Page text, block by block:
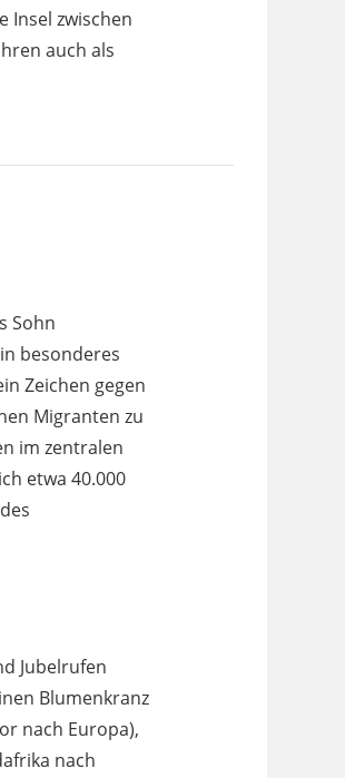
Insel zwischen
auch als
Sohn
besonderes
Zeichen gegen
Migranten zu
im zentralen
etwa 40.000
Jubelrufen
Blumenkranz
nach Europa),
nach